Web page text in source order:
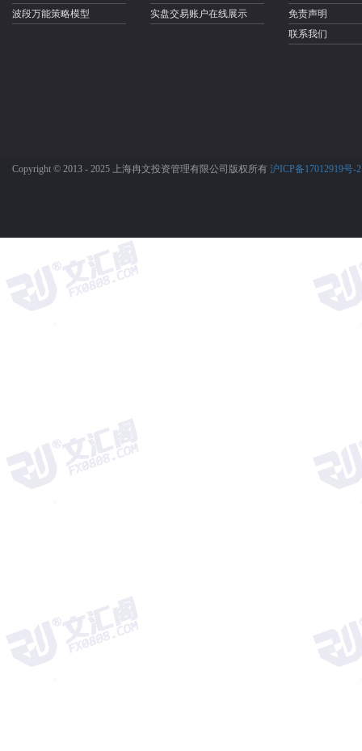
波段万能策略模型
实盘交易账户在线展示
免责声明
联系我们
Copyright © 2013 - 2025 上海冉文投资管理有限公司版权所有 沪ICP备17012919号-2